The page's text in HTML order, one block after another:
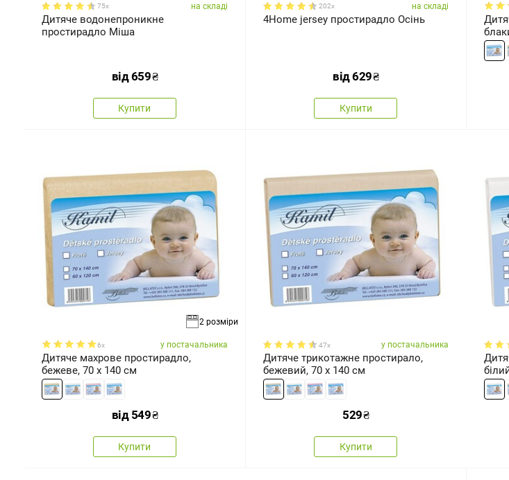
75x на складі
Дитяче водонепроникне
простирадло Міша
від659₴
Купити
202x на складі
4Home jersey простирадло Осінь
від629₴
Купити
2 розміри
6x у постачальника
Дитяче махрове простирадло,
бежеве, 70 x 140 см
від549₴
Купити
47x у постачальника
Дитяче трикотажне простирало,
бежевий, 70 x 140 см
529₴
Купити